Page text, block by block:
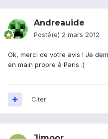
Andreauide
Posté(e) 2 mars 2012
Ok, merci de votre avis ! Je
en main propre à Paris :)
Citer